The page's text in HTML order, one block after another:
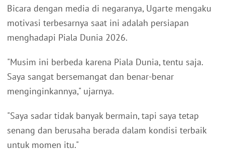
Bicara dengan media di negaranya, Ugarte mengaku
motivasi terbesarnya saat ini adalah persiapan
menghadapi Piala Dunia 2026.
"Musim ini berbeda karena Piala Dunia, tentu saja.
Saya sangat bersemangat dan benar-benar
menginginkannya," ujarnya.
"Saya sadar tidak banyak bermain, tapi saya tetap
senang dan berusaha berada dalam kondisi terbaik
untuk momen itu."